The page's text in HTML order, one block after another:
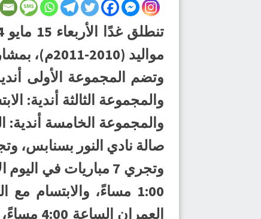
مواليد (2010-2011م)، بمشاركة 16 ناديًا، تم تقسيهم على 5 مجموعات.
وتضم المجموعة الأولى
والمجموعة الثالثة أندية:
والمجموعة الخامسة أندية:
صالة نادي النور بسنابس،
وتجري 7 مباريات